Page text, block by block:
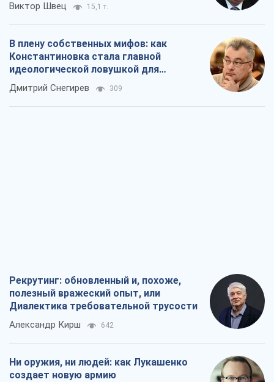
Виктор Швец 15,1 т.
В плену собственных мифов: как
Константиновка стала главной
идеологической ловушкой для
российских оккупантов
Дмитрий Снегирев 309
Рекрутинг: обновленный и, похоже,
полезный вражеский опыт, или
Диалектика требовательной трусости
Александр Кирш 642
Ни оружия, ни людей: как Лукашенко
создает новую армию